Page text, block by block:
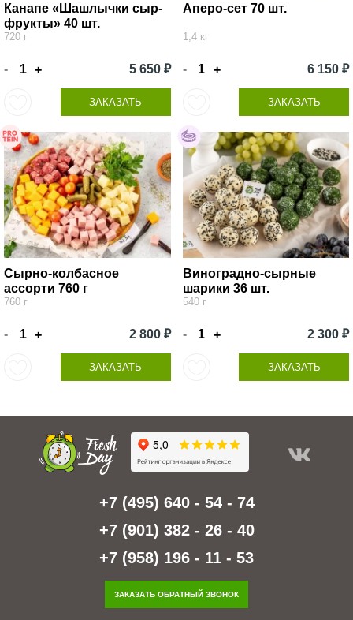
Канапе «Шашлычки сыр-
фрукты» 40 шт.
720 г
- + 5 650 ₽
ЗАКАЗАТЬ
Аперо-сет 70 шт.
1,4 кг
- + 6 150 ₽
ЗАКАЗАТЬ
Сырно-колбасное
ассорти 760 г
760 г
- + 2 800 ₽
ЗАКАЗАТЬ
Виноградно-сырные
шарики 36 шт.
540 г
- + 2 300 ₽
ЗАКАЗАТЬ
+7 (495) 640 - 54 - 74
+7 (901) 382 - 26 - 40
+7 (958) 196 - 11 - 53
ЗАКАЗАТЬ ОБРАТНЫЙ ЗВОНОК